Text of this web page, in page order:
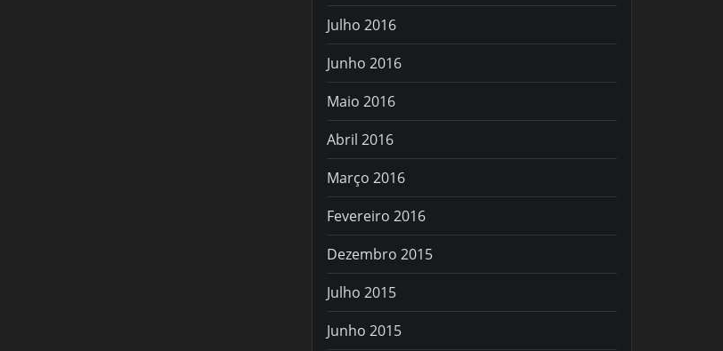
Julho 2016
Junho 2016
Maio 2016
Abril 2016
Março 2016
Fevereiro 2016
Dezembro 2015
Julho 2015
Junho 2015